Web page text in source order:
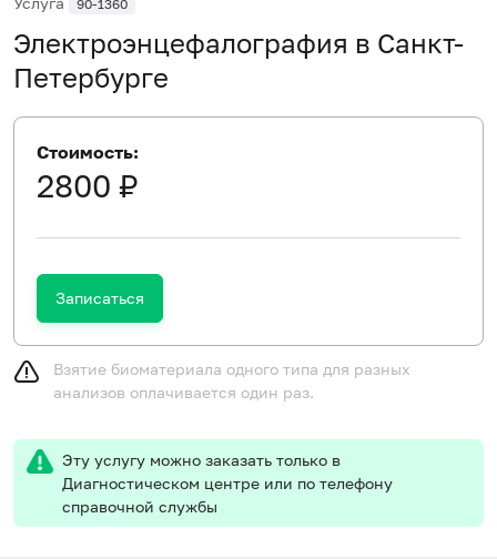
90-1360
Электроэнцефалография в Санкт-
Петербурге
Стоимость:
2800 ₽
Записаться
Взятие биоматериала одного типа для разных
анализов оплачивается один раз.
Эту услугу можно заказать только в
Диагностическом центре или по телефону
справочной службы